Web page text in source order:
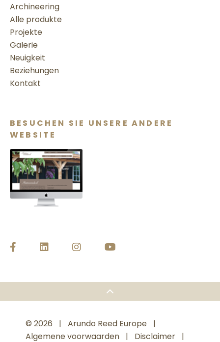
Archineering
Alle produkte
Projekte
Galerie
Neuigkeit
Beziehungen
Kontakt
BESUCHEN SIE UNSERE ANDERE
WEBSITE
© 2026
Arundo Reed Europe
Algemene voorwaarden
Disclaimer